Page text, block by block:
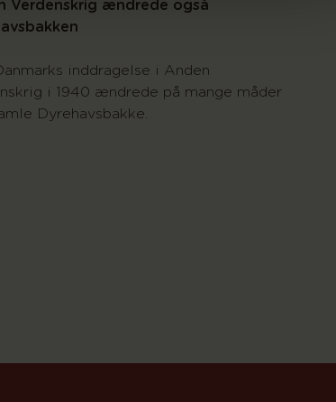
Verdenskrig ændrede også
inddragelse i Anden
i 1940 ændrede på mange måder
Dyrehavsbakke.